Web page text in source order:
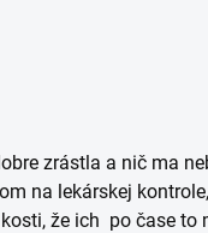
zrástla a nič ma
na lekárskej
že ich po čase to